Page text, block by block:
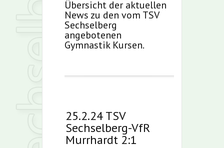
Übersicht der aktuellen
News zu den vom TSV
Sechselberg
angebotenen
Gymnastik Kursen.
25.2.24 TSV
Sechselberg-VfR
Murrhardt 2:1